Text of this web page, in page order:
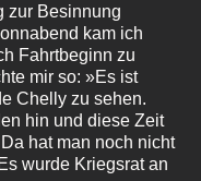
zur Besinnung
kam ich
Fahrtbeginn zu
mir so: »Es ist
Chelly zu sehen.
hin und diese Zeit
hat man noch nicht
wurde Kriegsrat an